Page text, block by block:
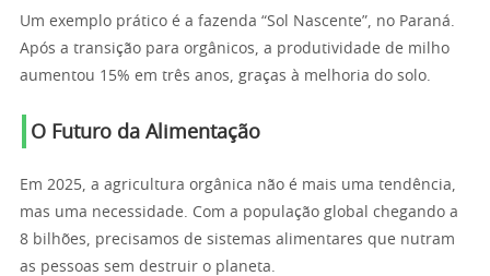
Um exemplo prático é a fazenda “Sol Nascente”, no Paraná.
Após a transição para orgânicos, a produtividade de milho
aumentou 15% em três anos, graças à melhoria do solo.
O Futuro da Alimentação
Em 2025, a agricultura orgânica não é mais uma tendência,
mas uma necessidade. Com a população global chegando a
8 bilhões, precisamos de sistemas alimentares que nutram
as pessoas sem destruir o planeta.